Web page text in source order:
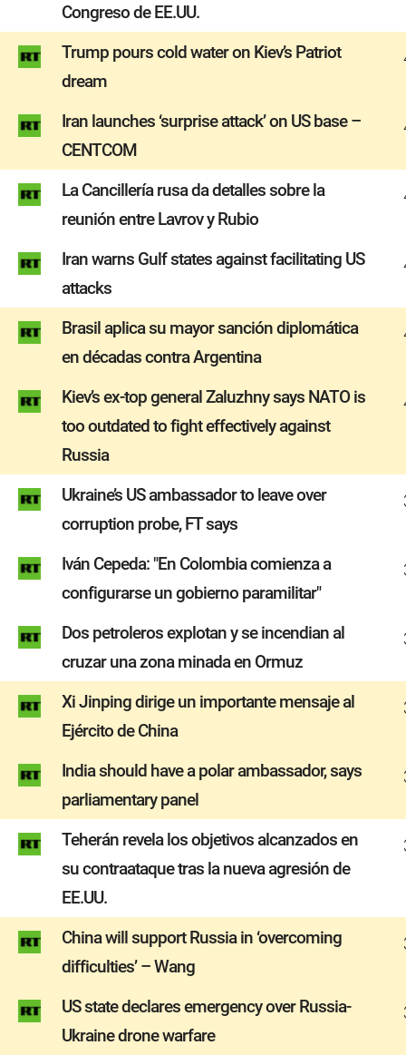
Congreso de EE.UU.
Trump pours cold water on Kiev’s Patriot
dream
Iran launches ‘surprise attack’ on US base –
CENTCOM
La Cancillería rusa da detalles sobre la
reunión entre Lavrov y Rubio
Iran warns Gulf states against facilitating US
attacks
Brasil aplica su mayor sanción diplomática
en décadas contra Argentina
Kiev’s ex-top general Zaluzhny says NATO is
too outdated to fight effectively against
Russia
Ukraine’s US ambassador to leave over
corruption probe, FT says
Iván Cepeda: "En Colombia comienza a
configurarse un gobierno paramilitar"
Dos petroleros explotan y se incendian al
cruzar una zona minada en Ormuz
Xi Jinping dirige un importante mensaje al
Ejército de China
India should have a polar ambassador, says
parliamentary panel
Teherán revela los objetivos alcanzados en
su contraataque tras la nueva agresión de
EE.UU.
China will support Russia in ‘overcoming
difficulties’ – Wang
US state declares emergency over Russia-
Ukraine drone warfare